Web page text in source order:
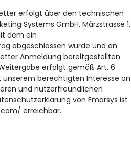
erfolgt über den technischen
Systems GmbH, Märzstrasse 1,
dem ein
abgeschlossen wurde und an
Anmeldung bereitgestellten
erfolgt gemäß Art. 6
unserem berechtigten Interesse an
und nutzerfreundlichen
von Emarsys ist
erreichbar.